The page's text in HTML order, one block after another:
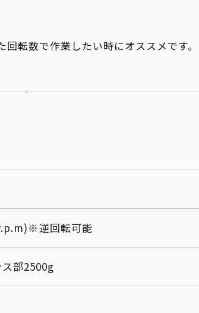
転数で作業したい時にオススメです。
逆回転可能
部2500g